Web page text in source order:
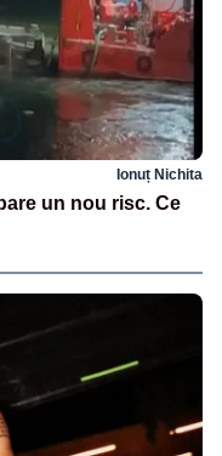
Ionuț Nichita
un nou risc. Ce